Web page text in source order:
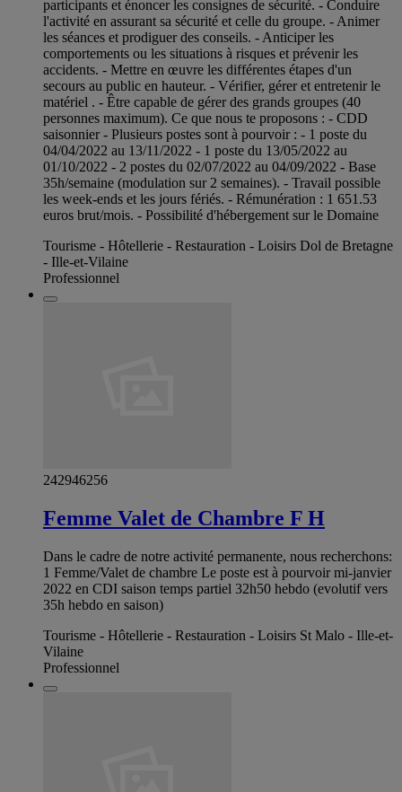
participants et énoncer les consignes de sécurité. - Conduire
l'activité en assurant sa sécurité et celle du groupe. - Animer
les séances et prodiguer des conseils. - Anticiper les
comportements ou les situations à risques et prévenir les
accidents. - Mettre en œuvre les différentes étapes d'un
secours au public en hauteur. - Vérifier, gérer et entretenir le
matériel . - Être capable de gérer des grands groupes (40
personnes maximum). Ce que nous te proposons : - CDD
saisonnier - Plusieurs postes sont à pourvoir : - 1 poste du
04/04/2022 au 13/11/2022 - 1 poste du 13/05/2022 au
01/10/2022 - 2 postes du 02/07/2022 au 04/09/2022 - Base
35h/semaine (modulation sur 2 semaines). - Travail possible
les week-ends et les jours fériés. - Rémunération : 1 651.53
euros brut/mois. - Possibilité d'hébergement sur le Domaine
Tourisme - Hôtellerie - Restauration - Loisirs Dol de Bretagne
- Ille-et-Vilaine
Professionnel
242946256
Femme Valet de Chambre F H
Dans le cadre de notre activité permanente, nous recherchons:
1 Femme/Valet de chambre Le poste est à pourvoir mi-janvier
2022 en CDI saison temps partiel 32h50 hebdo (evolutif vers
35h hebdo en saison)
Tourisme - Hôtellerie - Restauration - Loisirs St Malo - Ille-et-
Vilaine
Professionnel